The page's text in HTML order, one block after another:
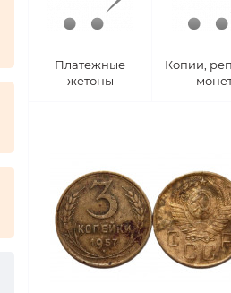
Платежные
жетоны
Копии,